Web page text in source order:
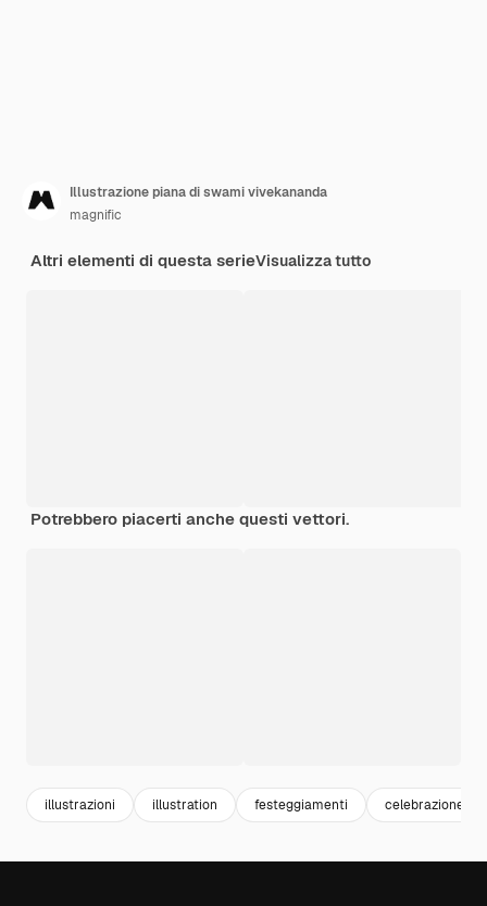
Illustrazione piana di swami vivekananda
magnific
Altri elementi di questa serieVisualizza tutto
Potrebbero piacerti anche questi vettori.
illustrazioni illustration festeggiamenti celebrazione